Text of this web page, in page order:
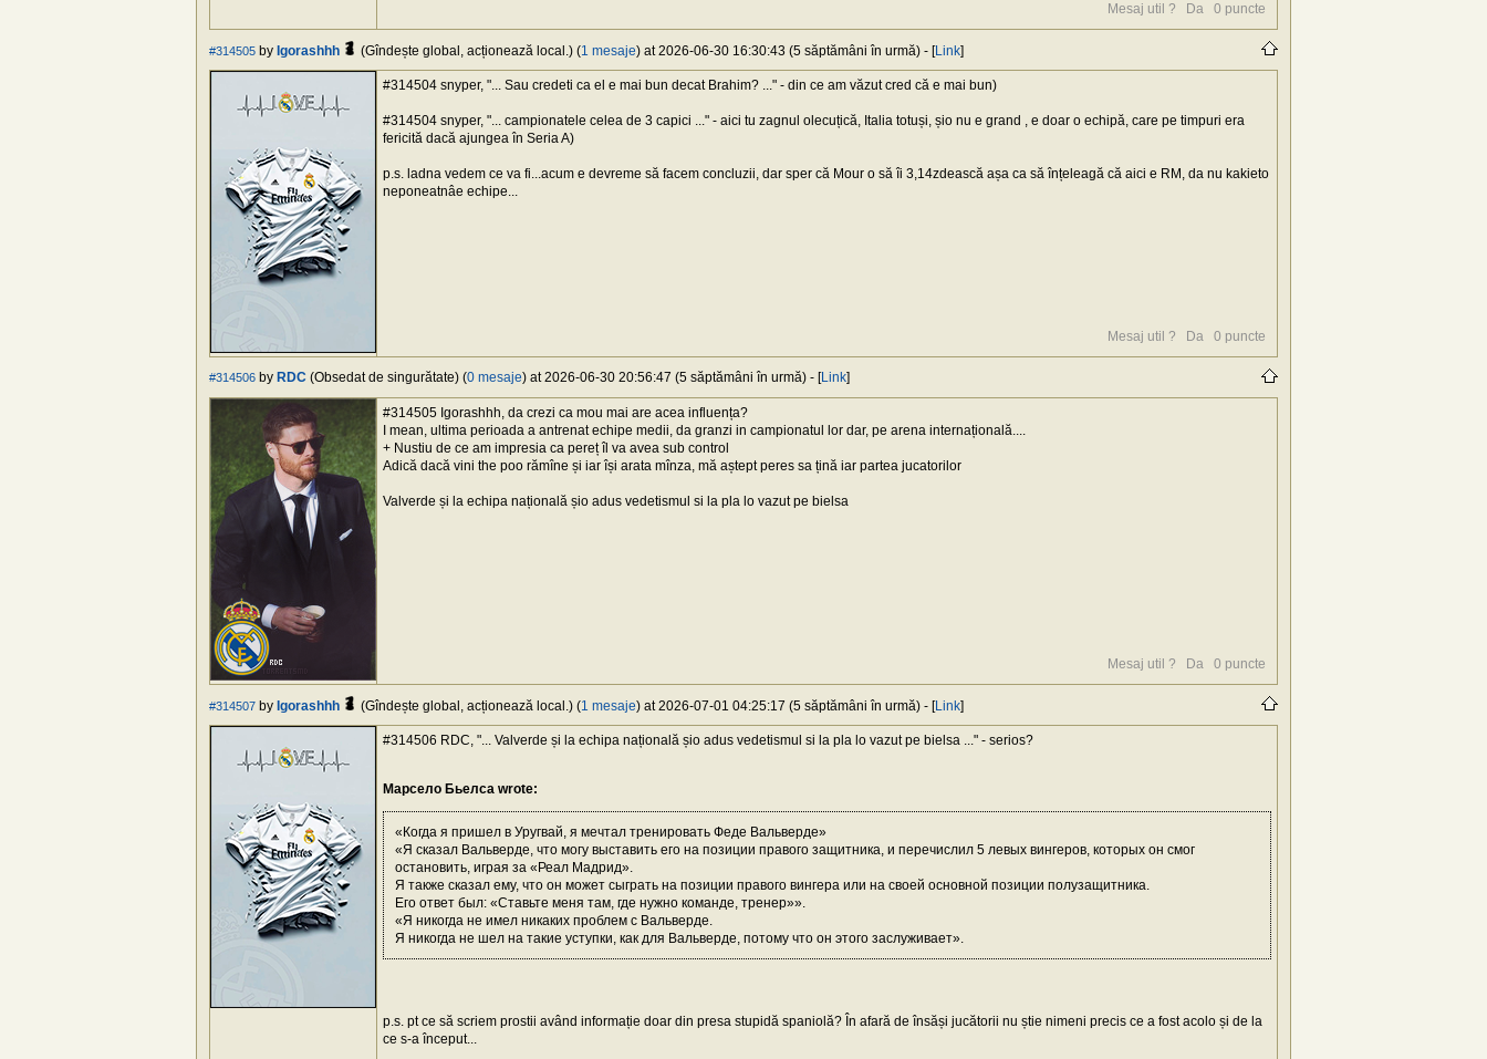
Mesaj util ?
Da 0 puncte
#314505 by Igorashhh (Gîndește global, acționează local.) (1 mesaje) at 2026-06-30 16:30:43 (5 săptămâni în urmă) - [Link]
#314504 snyper, "... Sau credeti ca el e mai bun decat Brahim? ..." - din ce am văzut cred că e mai bun)
#314504 snyper, "... campionatele celea de 3 capici ..." - aici tu zagnul olecuțică, Italia totuși, șio nu e grand , e doar o echipă, care pe timpuri era
fericită dacă ajungea în Seria A)
p.s. ladna vedem ce va fi...acum e devreme să facem concluzii, dar sper că Mour o să îi 3,14zdească așa ca să înțeleagă că aici e RM, da nu kakieto
neponeatnâe echipe...
Mesaj util ? Da 0 puncte
#314506 by RDC (Obsedat de singurătate) (0 mesaje) at 2026-06-30 20:56:47 (5 săptămâni în urmă) - [Link]
#314505 Igorashhh, da crezi ca mou mai are acea influența?
I mean, ultima perioada a antrenat echipe medii, da granzi in campionatul lor dar, pe arena internațională....
+ Nustiu de ce am impresia ca pereț îl va avea sub control
Adică dacă vini the poo rămîne și iar își arata mînza, mă aștept peres sa țină iar partea jucatorilor
Valverde și la echipa națională șio adus vedetismul si la pla lo vazut pe bielsa
Mesaj util ? Da 0 puncte
#314507 by Igorashhh (Gîndește global, acționează local.) (1 mesaje) at 2026-07-01 04:25:17 (5 săptămâni în urmă) - [Link]
#314506 RDC, "... Valverde și la echipa națională șio adus vedetismul si la pla lo vazut pe bielsa ..." - serios?
Марсело Бьелса wrote:
«Когда я пришел в Уругвай, я мечтал тренировать Феде Вальверде»
«Я сказал Вальверде, что могу выставить его на позиции правого защитника, и перечислил 5 левых вингеров, которых он смог
остановить, играя за «Реал Мадрид».
Я также сказал ему, что он может сыграть на позиции правого вингера или на своей основной позиции полузащитника.
Его ответ был: «Ставьте меня там, где нужно команде, тренер»».
«Я никогда не имел никаких проблем с Вальверде.
Я никогда не шел на такие уступки, как для Вальверде, потому что он этого заслуживает».
p.s. pt ce să scriem prostii având informație doar din presa stupidă spaniolă? În afară de însăși jucătorii nu știe nimeni precis ce a fost acolo și de la
ce s-a început...